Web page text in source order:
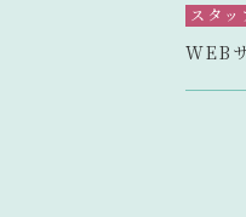
スタッ
WEB